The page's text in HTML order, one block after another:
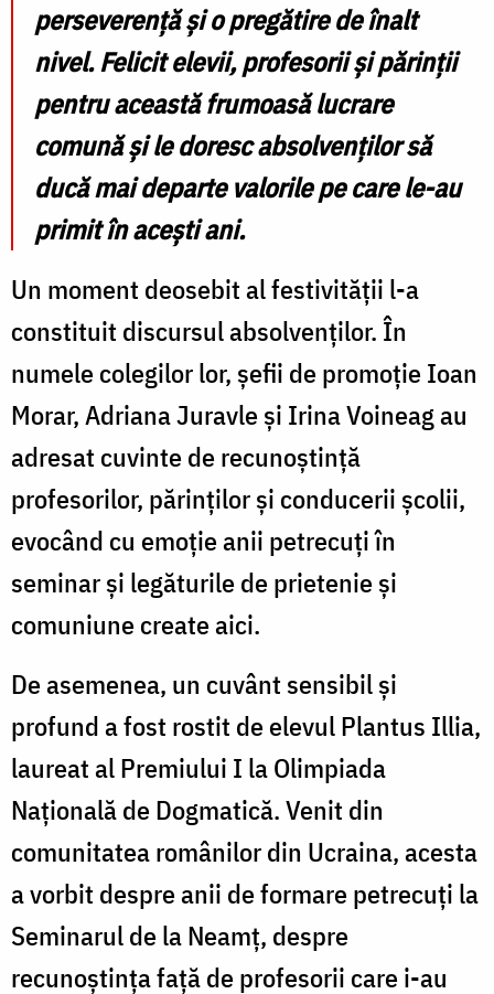
perseverență și o pregătire de înalt
nivel. Felicit elevii, profesorii și părinții
pentru această frumoasă lucrare
comună și le doresc absolvenților să
ducă mai departe valorile pe care le-au
primit în acești ani.
Un moment deosebit al festivității l-a
constituit discursul absolvenților. În
numele colegilor lor, șefii de promoție Ioan
Morar, Adriana Juravle și Irina Voineag au
adresat cuvinte de recunoștință
profesorilor, părinților și conducerii școlii,
evocând cu emoție anii petrecuți în
seminar și legăturile de prietenie și
comuniune create aici.
De asemenea, un cuvânt sensibil și
profund a fost rostit de elevul Plantus Illia,
laureat al Premiului I la Olimpiada
Națională de Dogmatică. Venit din
comunitatea românilor din Ucraina, acesta
a vorbit despre anii de formare petrecuți la
Seminarul de la Neamț, despre
recunoștința față de profesorii care i-au